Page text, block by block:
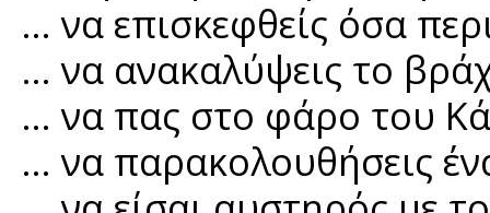
… να επισκεφθείς όσα
… να ανακαλύψεις το
… να πας στο φάρο του
… να παρακολουθήσεις